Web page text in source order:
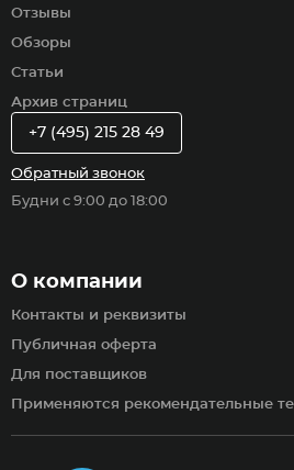
Отзывы
Обзоры
Статьи
Архив страниц
О компании
Контакты и реквизиты
Публичная оферта
Для поставщиков
Применяются рекомендательные
+7 (495) 215 28 49
Обратный звонок
Будни с 9:00 до 18:00